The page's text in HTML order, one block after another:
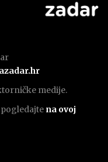
medije.
na ovoj